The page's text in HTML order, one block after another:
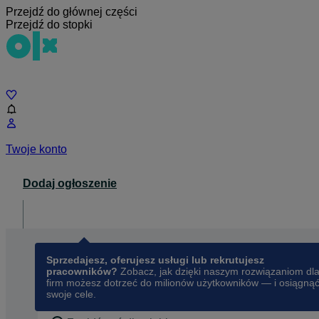
Przejdź do głównej części
Przejdź do stopki
Twoje konto
Dodaj ogłoszenie
Sprzedajesz, oferujesz usługi lub rekrutujesz
pracowników? Zobacz, jak dzięki naszym rozwiązaniom dla
firm możesz dotrzeć do milionów użytkowników — i osiągnąć
swoje cele.